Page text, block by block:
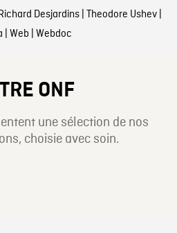
Desjardins| Theodore Ushev|
| Web | Webdoc
ONF
une sélection de nos
choisie avec soin.